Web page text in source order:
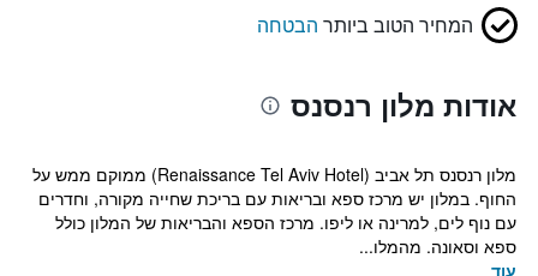
המחיר הטוב ביותר הבטחה
אודות מלון רנסנס
מלון רנסנס תל אביב (Renaissance Tel Aviv Hotel) ממוקם ממש על
החוף. במלון יש מרכז ספא ובריאות עם בריכת שחייה מקורה, וחדרים
עם נוף לים, למרינה או ליפו. מרכז הספא והבריאות של המלון כולל
ספא וסאונה. מהמלו...
עוד